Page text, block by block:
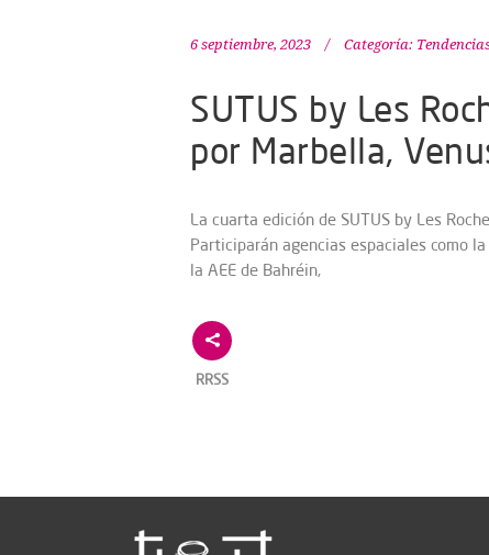
6 septiembre, 2023 Categoría:
SUTUS by Les
por Marbella,
La cuarta edición de SUTUS by Les
Participarán agencias espaciales como la
la AEE de Bahréin,
RRSS